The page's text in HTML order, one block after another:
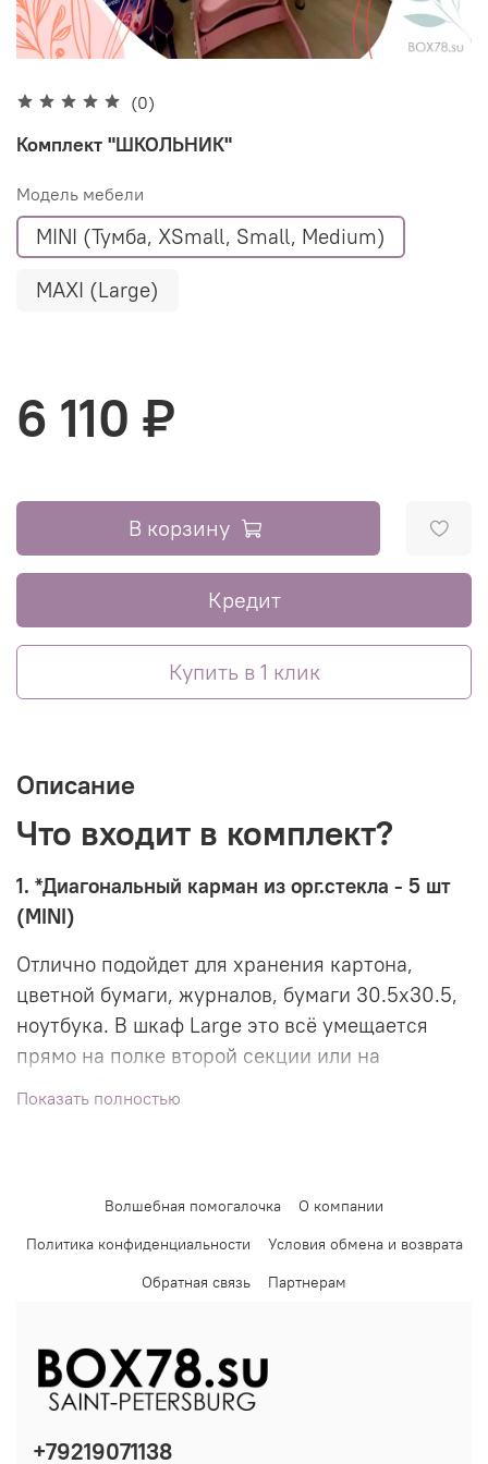
(0)
Комплект "ШКОЛЬНИК"
Модель мебели
MINI (Тумба, XSmall, Small, Medium)
MAXI (Large)
6 110 ₽
В корзину
Кредит
Купить в 1 клик
Описание
Что входит в комплект?
1. *Диагональный карман из орг.стекла - 5 шт
(MINI)
Отлично подойдет для хранения картона,
цветной бумаги, журналов, бумаги 30.5х30.5,
ноутбука. В шкаф Large это всё умещается
прямо на полке второй секции или на
выкатной полке, поэтому данный модуль не
2. Набор выкатов 2х2 - 1 шт
выкатная полка, борт 25 мм - 2 шт
Показать полностью
Волшебная помогалочка
О компании
Политика конфиденциальности
Условия обмена и возврата
Обратная связь
Партнерам
+79219071138